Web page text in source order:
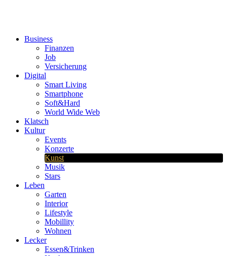
Business
Finanzen
Job
Versicherung
Digital
Smart Living
Smartphone
Soft&Hard
World Wide Web
Klatsch
Kultur
Events
Konzerte
Kunst
Musik
Stars
Leben
Garten
Interior
Lifestyle
Mobillity
Wohnen
Lecker
Essen&Trinken